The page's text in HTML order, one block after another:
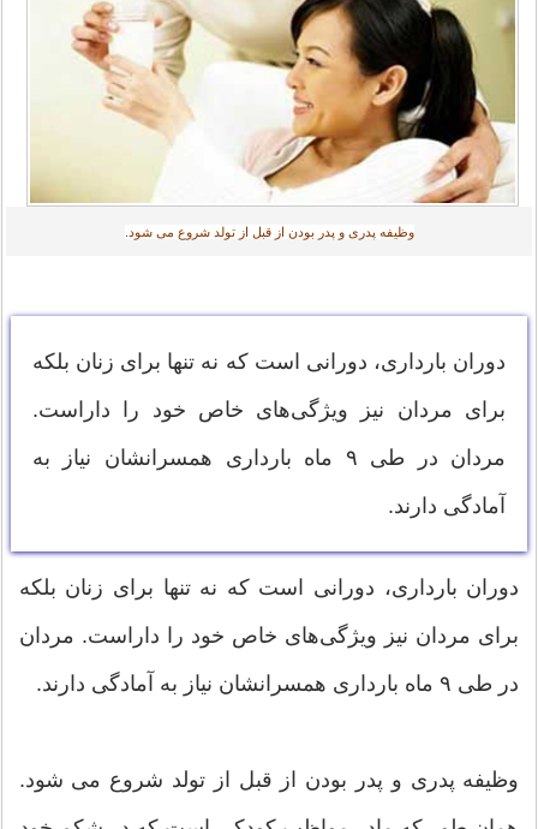
وظیفه پدری و پدر بودن از قبل از تولد شروع می شود.
دوران بارداری، دورانی است که نه تنها برای زنان بلکه
برای مردان نیز ویژگی‌های خاص خود را داراست.
مردان در طی ۹ ماه بارداری همسرانشان نیاز به
آمادگی دارند.
دوران بارداری، دورانی است که نه تنها برای زنان بلکه
برای مردان نیز ویژگی‌های خاص خود را داراست. مردان
در طی ۹ ماه بارداری همسرانشان نیاز به آمادگی دارند.
وظیفه پدری و پدر بودن از قبل از تولد شروع می شود.